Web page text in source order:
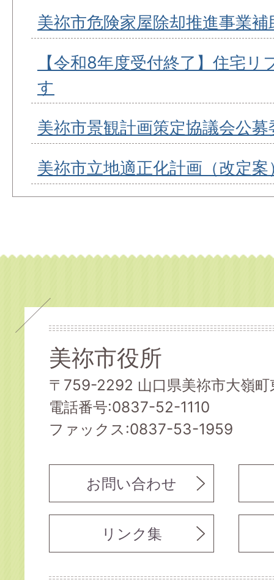
美祢市危険家屋除却推進事業補
【令和8年度受付終了】住宅
す
美祢市景観計画策定協議会公
美祢市立地適正化計画（改定
美祢市役所
〒759-2292 山口県美祢市大嶺
電話番号:0837-52-1110
ファックス:0837-53-1959
お問い合わせ
リンク集